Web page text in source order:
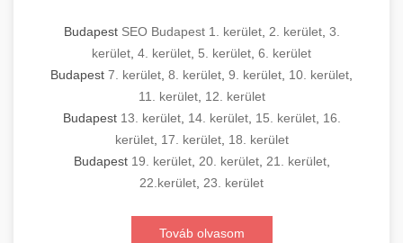
Budapest SEO Budapest 1. kerület, 2. kerület, 3.
kerület, 4. kerület, 5. kerület, 6. kerület
Budapest 7. kerület, 8. kerület, 9. kerület, 10. kerület,
11. kerület, 12. kerület
Budapest 13. kerület, 14. kerület, 15. kerület, 16.
kerület, 17. kerület, 18. kerület
Budapest 19. kerület, 20. kerület, 21. kerület,
22.kerület, 23. kerület
Továb olvasom